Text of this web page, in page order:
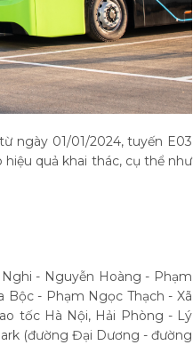
ngày 01/01/2024, tuyến E03
quả khai thác, cụ thể như
- Nguyễn Hoàng - Phạm
Bộc - Phạm Ngọc Thạch - Xã
tốc Hà Nội, Hải Phòng - Lý
(đường Đại Dương - đường